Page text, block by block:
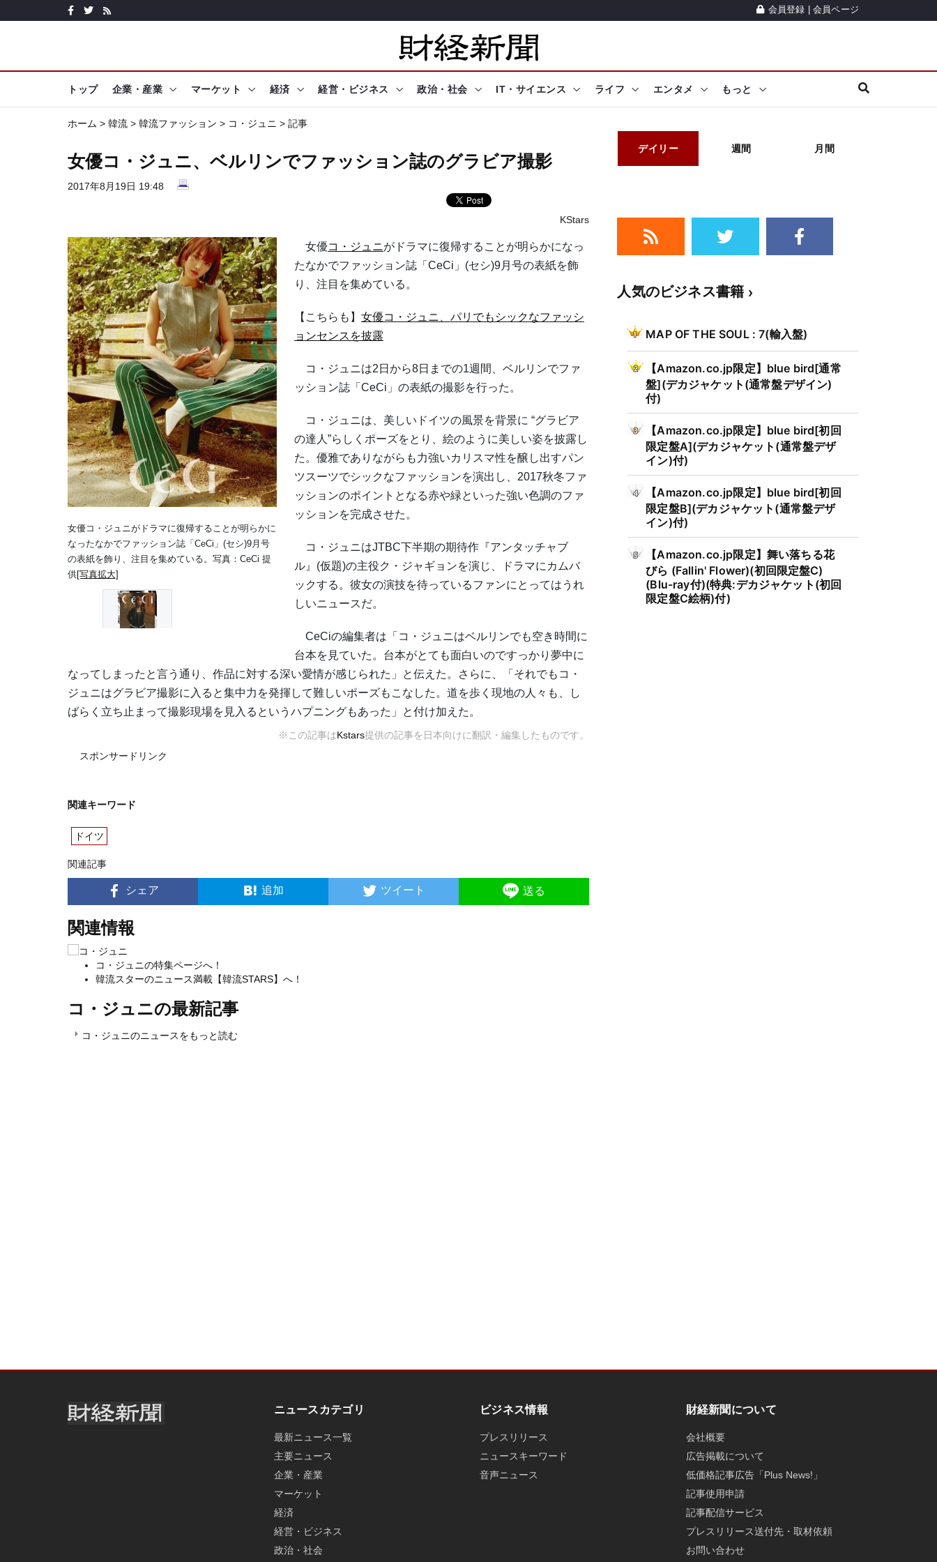
会員登録 会員ページ
トップ 企業・産業 マーケット 経済 経営・ビジネス 政治・社会 IT・サイエンス ライフ エンタメ もっと
ホーム > 韓流 > 韓流ファッション > コ・ジュニ > 記事
女優コ・ジュニ、ベルリンでファッション誌のグラビア撮影
2017年8月19日 19:48
KStars
女優コ・ジュニがドラマに復帰することが明らかに
なったなかでファッション誌「CeCi」(セシ)9月号
の表紙を飾り、注目を集めている。写真：CeCi 提
供[写真拡大]
女優コ・ジュニがドラマに復帰することが明らかになっ
たなかでファッション誌「CeCi」(セシ)9月号の表紙を飾
り、注目を集めている。
【こちらも】 女優コ・ジュニ、パリでもシックなファッシ
ョンセンスを披露
コ・ジュニは2日から8日までの1週間、ベルリンでファ
ッション誌「CeCi」の表紙の撮影を行った。
コ・ジュニは、美しいドイツの風景を背景に “グラビア
の達人”らしくポーズをとり、絵のように美しい姿を披露し
た。優雅でありながらも力強いカリスマ性を醸し出すパン
ツスーツでシックなファッションを演出し、2017秋冬ファ
ッションのポイントとなる赤や緑といった強い色調のファ
ッションを完成させた。
コ・ジュニはJTBC下半期の期待作『アンタッチャブ
ル』(仮題)の主役ク・ジャギョンを演じ、ドラマにカムバ
ックする。彼女の演技を待っているファンにとってはうれ
しいニュースだ。
CeCiの編集者は「コ・ジュニはベルリンでも空き時間に
台本を見ていた。台本がとても面白いのですっかり夢中に
なってしまったと言う通り、作品に対する深い愛情が感じられた」と伝えた。さらに、「それでもコ・
ジュニはグラビア撮影に入ると集中力を発揮して難しいポーズもこなした。道を歩く現地の人々も、し
ばらく立ち止まって撮影現場を見入るというハプニングもあった」と付け加えた。
※この記事はKstars提供の記事を日本向けに翻訳・編集したものです。
スポンサードリンク
関連キーワード
ドイツ
関連記事
シェア 追加 ツイート 送る
関連情報
コ・ジュニの特集ページへ！
韓流スターのニュース満載【韓流STARS】へ！
コ・ジュニの最新記事
コ・ジュニのニュースをもっと読む
デイリー 週間 月間
人気のビジネス書籍
MAP OF THE SOUL : 7(輸入盤)
【Amazon.co.jp限定】blue bird[通常
盤](デカジャケット(通常盤デザイン)
付)
【Amazon.co.jp限定】blue bird[初回
限定盤A](デカジャケット(通常盤デザ
イン)付)
【Amazon.co.jp限定】blue bird[初回
限定盤B](デカジャケット(通常盤デザ
イン)付)
【Amazon.co.jp限定】舞い落ちる花
びら (Fallin' Flower)(初回限定盤C)
(Blu-ray付)(特典:デカジャケット(初回
限定盤C絵柄)付)
ニュースカテゴリ
最新ニュース一覧
主要ニュース
企業・産業
マーケット
経済
経営・ビジネス
政治・社会
ビジネス情報
プレスリリース
ニュースキーワード
音声ニュース
財経新聞について
会社概要
広告掲載について
低価格記事広告「Plus News!」
記事使用申請
記事配信サービス
プレスリリース送付先・取材依頼
お問い合わせ